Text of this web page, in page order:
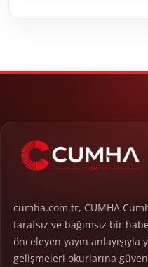
cumha.com.tr, CUMHA
tarafsız ve bağımsız bir
önceleyen yayın
gelişmeleri okurlarına